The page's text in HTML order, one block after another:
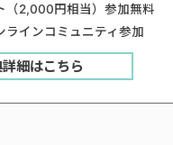
（2,000円相当）参加無料
ラインコミュニティ参加
細はこちら